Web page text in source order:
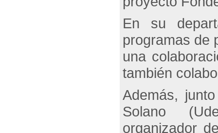
En su
programas de
una
también
Además,
Solano
organizador